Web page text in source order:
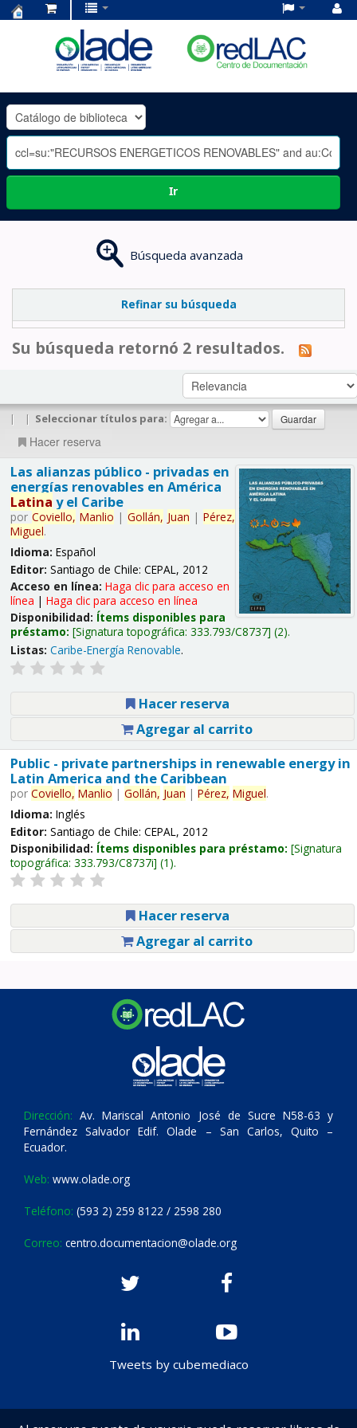
OLADE
-
Ir
Búsqueda avanzada
Refinar su búsqueda
Su búsqueda retornó 2 resultados.
| | Seleccionar títulos para:
Hacer reserva
Las alianzas público - privadas en
energías renovables en América
Latina y el Caribe
por Coviello, Manlio | Gollán, Juan | Pérez,
Miguel.
Idioma: Español
Editor: Santiago de Chile: CEPAL, 2012
Acceso en línea: Haga clic para acceso en
línea | Haga clic para acceso en línea
Disponibilidad: Ítems disponibles para
préstamo: Signatura topográfica: 333.793/C8737 (2).
Listas: Caribe-Energía Renovable.
Hacer reserva
Agregar al carrito
Public - private partnerships in renewable energy in
Latin America and the Caribbean
por Coviello, Manlio | Gollán, Juan | Pérez, Miguel.
Idioma: Inglés
Editor: Santiago de Chile: CEPAL, 2012
Disponibilidad: Ítems disponibles para préstamo: Signatura
topográfica: 333.793/C8737i (1).
Hacer reserva
Agregar al carrito
Dirección: Av. Mariscal Antonio José de Sucre N58-63 y
Fernández Salvador Edif. Olade – San Carlos, Quito –
Ecuador.
Web: www.olade.org
Teléfono: (593 2) 259 8122 / 2598 280
Correo: centro.documentacion@olade.org
Tweets by cubemediaco